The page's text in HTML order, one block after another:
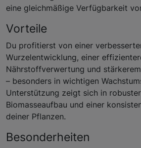
eine gleichmäßige Verfügbarkeit
Vorteile
Du profitierst von einer
Wurzelentwicklung, einer
Nährstoffverwertung und
– besonders in wichtigen
Unterstützung zeigt sich in
Biomasseaufbau und einer
deiner Pflanzen.
Besonderheiten